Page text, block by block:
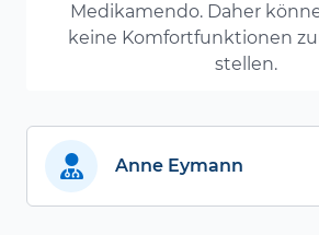
Medikamendo. Daher
keine Komfortfunktionen
stellen.
Anne Eymann